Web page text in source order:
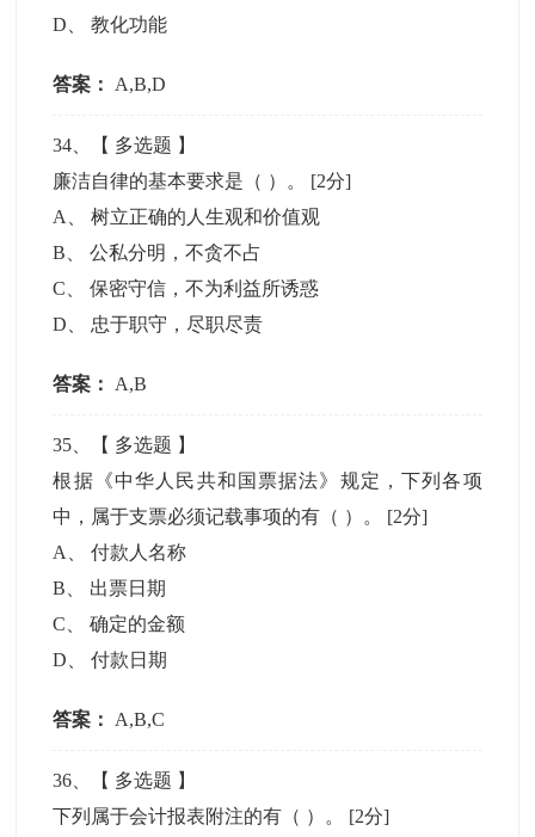
D 、教化功能
答案： A,B,D
34 、【 多选题 】
廉洁自律的基本要求是（ ）。 [2分]
A
、树立正确的人生观和价值观
B 、公私分明，不贪不占
C 、保密守信，不为利益所诱惑
D
忠于职守，尽职尽责
答案： A,B
35 、【 多选题 】
根据《中华人民共和国票据法》规定，下列各项
中，属于支票必须记载事项的有（ ）。 [2分]
A
、付款人名称
B
出票日期
C 、确定的金额
D 、付款日期
答案： A,B,C
36 、【 多选题 】
下列属于会计报表附注的有（ ）。 [2分]